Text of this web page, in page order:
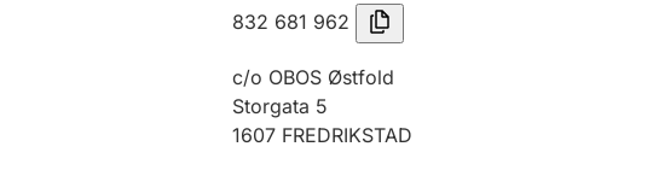
832 681 962
c/o OBOS Østfold
Storgata 5
1607 FREDRIKSTAD